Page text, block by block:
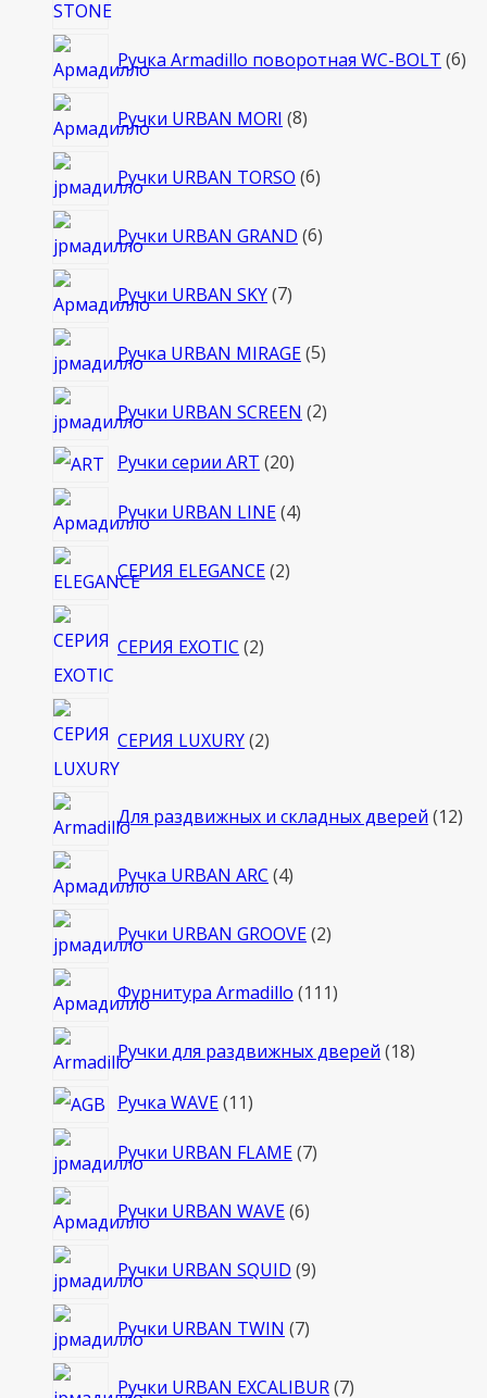
Ручка Armadillo поворотная WC-BOLT 66
Ручки URBAN MORI 88
Ручки URBAN TORSO 66
Ручки URBAN GRAND 66
Ручки URBAN SKY 77
Ручка URBAN MIRAGE 55
Ручки URBAN SCREEN 22
Ручки серии ART 2020
Ручки URBAN LINE 44
СЕРИЯ ELEGANCE 22
СЕРИЯ EXOTIC 2товара
СЕРИЯ LUXURY 2товара
Для раздвижных и складных дверей 1212
Ручка URBAN ARC 44
Ручки URBAN GROOVE 22
Фурнитура Armadillo 111111
Ручки для раздвижных дверей 1818
Ручка WAVE 1111
Ручки URBAN FLAME 77
Ручки URBAN WAVE 66
Ручки URBAN SQUID 99
Ручки URBAN TWIN 77
Ручки URBAN EXCALIBUR 77